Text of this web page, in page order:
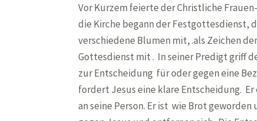
Vor Kurzem feierte der Christliche
die Kirche begann der Festgottesdienst,
verschiedene Blumen mit, .als Zeichen
Gottesdienst mit . In seiner Predigt griff
zur Entscheidung für oder gegen eine
fordert Jesus eine klare Entscheidung.
an seine Person. Er ist wie Brot